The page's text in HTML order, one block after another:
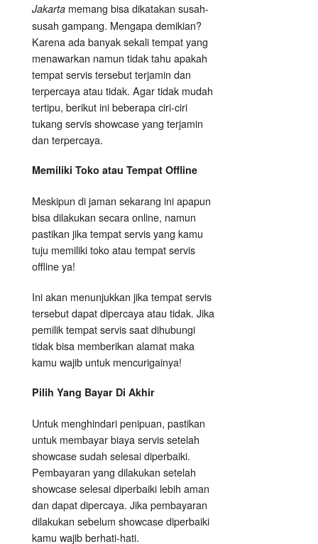
Jakarta memang bisa dikatakan susah-
susah gampang. Mengapa demikian?
Karena ada banyak sekali tempat yang
menawarkan namun tidak tahu apakah
tempat servis tersebut terjamin dan
terpercaya atau tidak. Agar tidak mudah
tertipu, berikut ini beberapa ciri-ciri
tukang servis showcase yang terjamin
dan terpercaya.
Memiliki Toko atau Tempat Offline
Meskipun di jaman sekarang ini apapun
bisa dilakukan secara online, namun
pastikan jika tempat servis yang kamu
tuju memiliki toko atau tempat servis
offline ya!
Ini akan menunjukkan jika tempat servis
tersebut dapat dipercaya atau tidak. Jika
pemilik tempat servis saat dihubungi
tidak bisa memberikan alamat maka
kamu wajib untuk mencurigainya!
Pilih Yang Bayar Di Akhir
Untuk menghindari penipuan, pastikan
untuk membayar biaya servis setelah
showcase sudah selesai diperbaiki.
Pembayaran yang dilakukan setelah
showcase selesai diperbaiki lebih aman
dan dapat dipercaya. Jika pembayaran
dilakukan sebelum showcase diperbaiki
kamu wajib berhati-hati.